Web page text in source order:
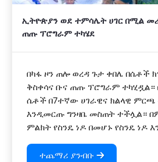
ኢትዮጵያን ወደ ተምሳሌት ሀገር በሚል
ጠጡ ፕሮግራም ተካሄደ
በካፋ ዞን ጠሎ ወረዳ ጉታ ቀበሌ በሴቶች
ቅስቀሳና ቡና ጠጡ ፕሮግራም
ሴቶች በ7ተኛው ሀገራዊና ክልላዊ ምርጫ
እንዲመርጡ ግንዛቤ መስጠት ተችሏል።
ምልክት የስንዴ ነዶ በመሆኑ የስንዴ ነዶ
ተጨማሪ ያንብቡ